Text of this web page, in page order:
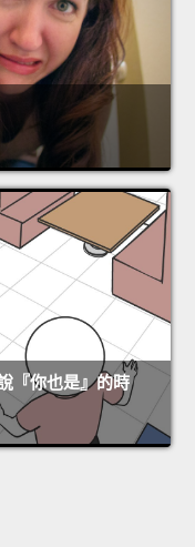
『你也是』的時